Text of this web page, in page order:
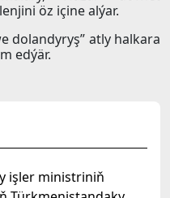
öz içine alýar.
dolandyryş” atly halkara
edýär.
işler ministriniň